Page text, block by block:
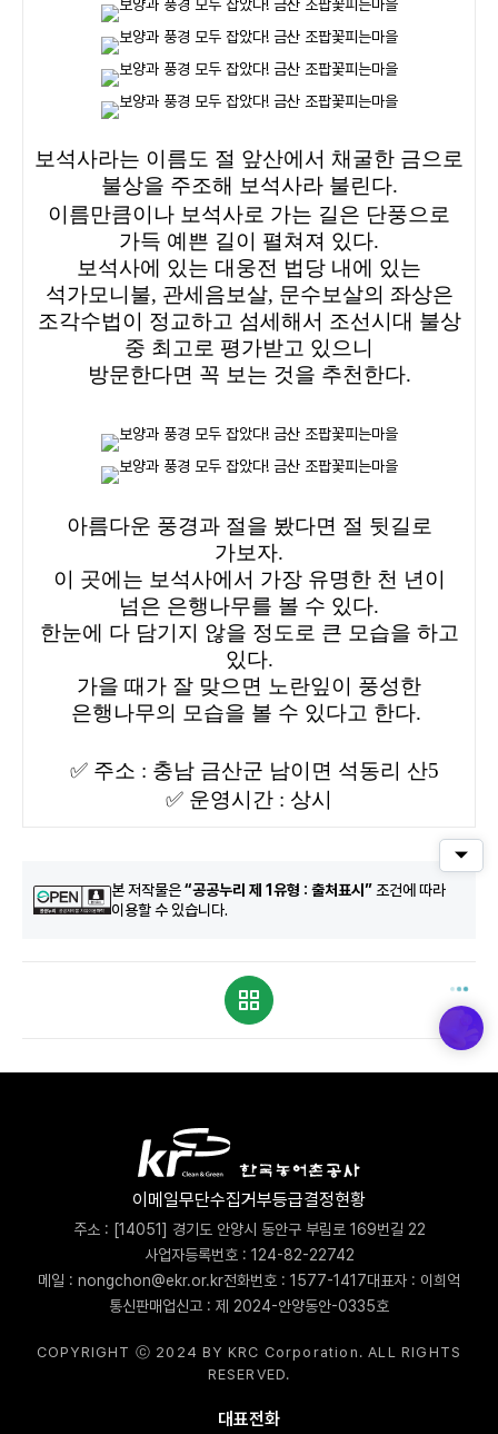
보석사라는 이름도 절 앞산에서 채굴한 금으로
불상을 주조해 보석사라 불린다.
이름만큼이나 보석사로 가는 길은 단풍으로
가득 예쁜 길이 펼쳐져 있다.
보석사에 있는 대웅전 법당 내에 있는
석가모니불, 관세음보살, 문수보살의 좌상은
조각수법이 정교하고 섬세해서 조선시대 불상
중 최고로 평가받고 있으니
방문한다면 꼭 보는 것을 추천한다.
아름다운 풍경과 절을 봤다면 절 뒷길로
가보자.
이 곳에는 보석사에서 가장 유명한 천 년이
넘은 은행나무를 볼 수 있다.
한눈에 다 담기지 않을 정도로 큰 모습을 하고
있다.
가을 때가 잘 맞으면 노란잎이 풍성한
은행나무의 모습을 볼 수 있다고 한다.
✅ 주소 : 충남 금산군 남이면 석동리 산5
✅ 운영시간 : 상시
본 저작물은“공공누리 제 1유형 : 출처표시” 조건에 따라
이용할 수 있습니다.
퀵메
이메일무단수집거부등급결정현황
주소 : [14051] 경기도 안양시 동안구 부림로 169번길 22
사업자등록번호 : 124-82-22742
메일 : nongchon@ekr.or.kr전화번호 : 1577-1417대표자 : 이희억
통신판매업신고 : 제 2024-안양동안-0335호
COPYRIGHT ⓒ 2024 BY KRC Corporation. ALL RIGHTS
RESERVED.
대표전화